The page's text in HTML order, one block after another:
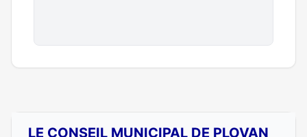
LE CONSEIL MUNICIPAL DE PLOVAN